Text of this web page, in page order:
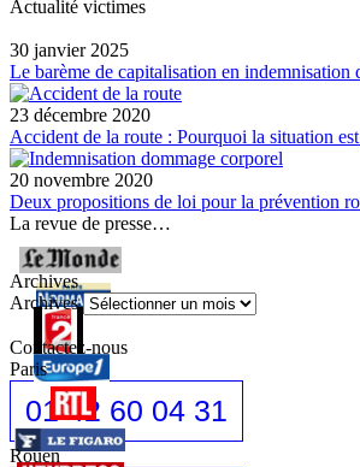
Actualité victimes
30 janvier 2025
Le barème de capitalisation en
23 décembre 2020
Accident de la route : Pourquoi la situation
20 novembre 2020
Deux propositions de loi pour la prévention
La revue de presse…
Archives
Archives
Contactez-nous
Paris
01 42 60 04 31
Rouen